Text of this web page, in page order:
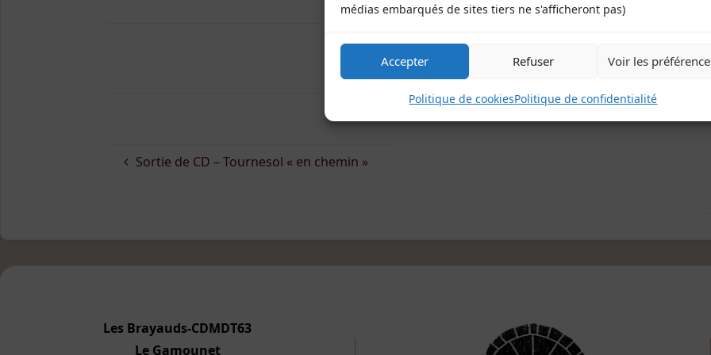
médias embarqués de sites tiers ne s'afficheront pas)
Accepter Refuser Voir les
Politique de cookiesPolitique de confidentialité
>>> Voir la page du groupe
Sortie de CD – Tournesol « en chemin »
Les Brayauds-CDMDT63
Le Gamounet